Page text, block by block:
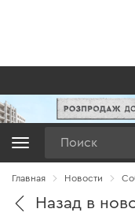
Главная Новости
Назад в